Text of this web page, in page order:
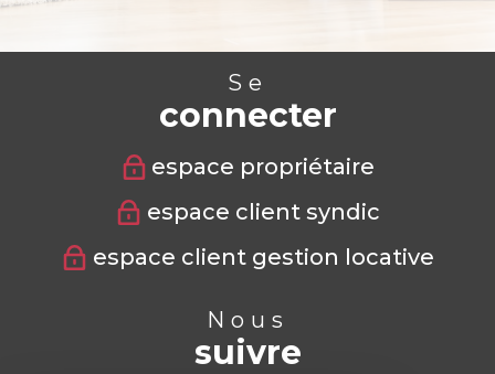
Se
connecter
espace propriétaire
espace client syndic
espace client gestion locative
Nous
suivre